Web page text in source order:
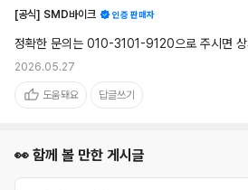
[공식] SMD바이크 인증 판매자
정확한 문의는 010-3101-9120으로 주시면 상
2026.05.27
도움돼요 답글쓰기
👀 함께 볼 만한 게시글